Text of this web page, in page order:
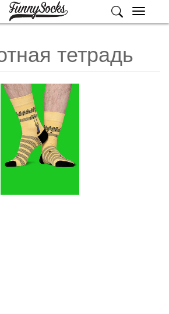
Меню
тетрадь